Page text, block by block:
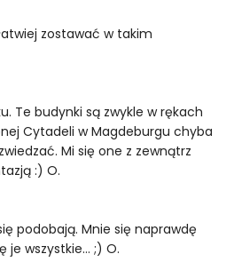
zostawać w takim
Te budynki są zwykle w rękach
Cytadeli w Magdeburgu chyba
Mi się one z zewnątrz
:) O.
podobają. Mnie się naprawdę
je wszystkie… ;) O.